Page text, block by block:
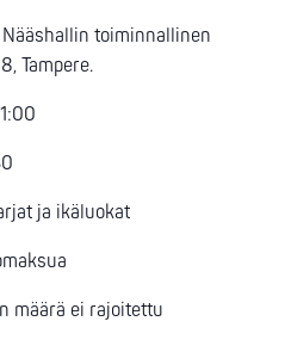
toiminnallinen
Tampere.
ja ikäluokat
määrä ei rajoitettu